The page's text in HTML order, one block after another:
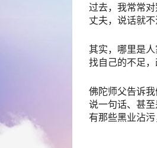
过去，我常常
丈夫，说话就
其实，哪里是
找自己的不足
佛陀师父告诉
说一句话、甚
有那些黑业沾